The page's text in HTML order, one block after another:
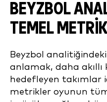
BEYZBOL
TEMEL
Beyzbol
anlamak, daha
hedefleyen takımlar
metrikler oyunun